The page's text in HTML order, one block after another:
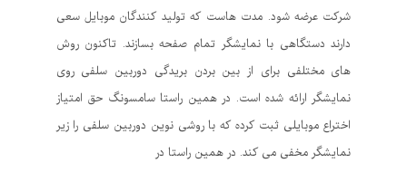
شرکت عرضه شود. مدت هاست که تولید کنندگان موبایل سعی
دارند دستگاهی با نمایشگر تمام صفحه بسازند. تاکنون روش
های مختلفی برای از بین بردن بریدگی دوربین سلفی روی
نمایشگر ارائه شده است. در همین راستا سامسونگ حق امتیاز
اختراع موبایلی ثبت کرده که با روشی نوین دوربین سلفی را زیر
نمایشگر مخفی می کند. در همین راستا در